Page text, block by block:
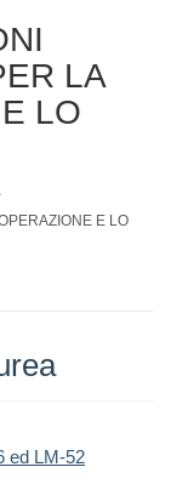
LA
LO
E LO
ed LM-52